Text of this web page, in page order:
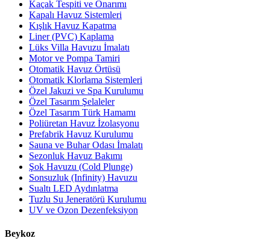
Kaçak Tespiti ve Onarımı
Kapalı Havuz Sistemleri
Kışlık Havuz Kapatma
Liner (PVC) Kaplama
Lüks Villa Havuzu İmalatı
Motor ve Pompa Tamiri
Otomatik Havuz Örtüsü
Otomatik Klorlama Sistemleri
Özel Jakuzi ve Spa Kurulumu
Özel Tasarım Şelaleler
Özel Tasarım Türk Hamamı
Poliüretan Havuz İzolasyonu
Prefabrik Havuz Kurulumu
Sauna ve Buhar Odası İmalatı
Sezonluk Havuz Bakımı
Şok Havuzu (Cold Plunge)
Sonsuzluk (Infinity) Havuzu
Sualtı LED Aydınlatma
Tuzlu Su Jeneratörü Kurulumu
UV ve Ozon Dezenfeksiyon
Beykoz